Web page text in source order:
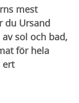
mest
du Ursand
sol och bad,
för hela
ert